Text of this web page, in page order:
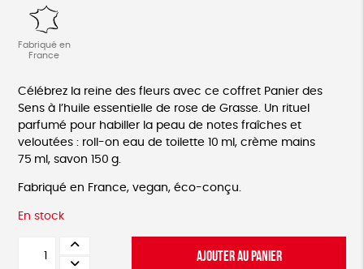
Fabriqué en
France
Célébrez la reine des fleurs avec ce coffret Panier des
Sens à l’huile essentielle de rose de Grasse. Un rituel
parfumé pour habiller la peau de notes fraîches et
veloutées : roll-on eau de toilette 10 ml, crème mains
75 ml, savon 150 g.
Fabriqué en France, vegan, éco-conçu.
En stock
AJOUTER AU PANIER